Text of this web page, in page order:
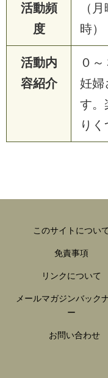
活動頻
度
（
時）
活動内
容紹介
０
妊婦
す。
りく
このサイトについて
免責事項
リンクについて
メールマガジンバック
ー
お問い合わせ